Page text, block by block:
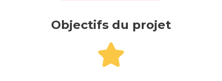
Objectifs du projet